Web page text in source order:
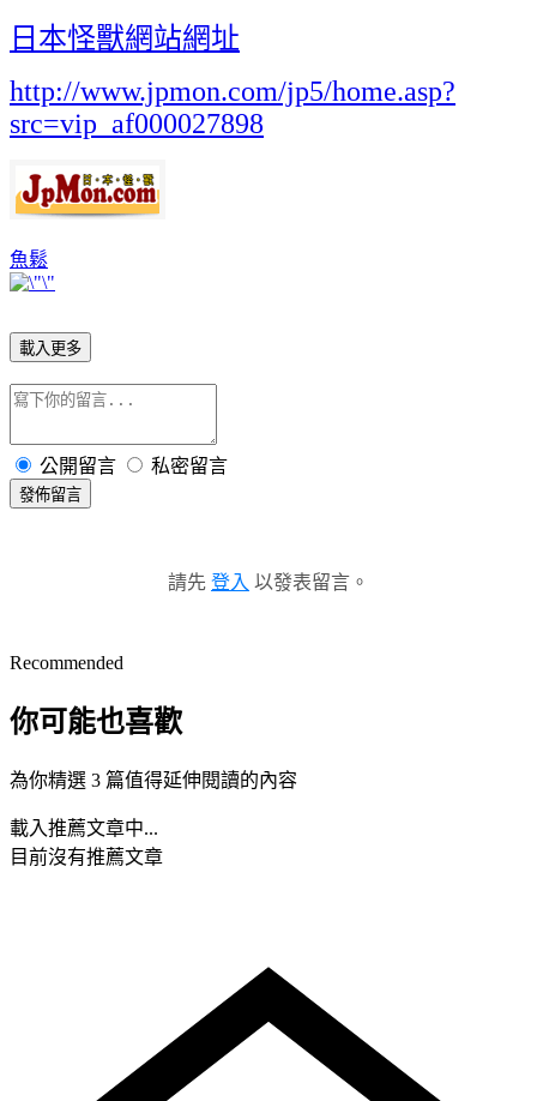
日本怪獸網站網址
http://www.jpmon.com/jp5/home.asp?
src=vip_af000027898
魚鬆
載入更多
公開留言 私密留言
發佈留言
請先 登入 以發表留言。
Recommended
你可能也喜歡
為你精選 3 篇值得延伸閱讀的內容
載入推薦文章中...
目前沒有推薦文章